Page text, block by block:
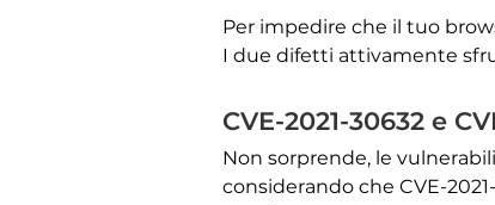
Per impedire che il tuo
I due difetti attivamente
CVE-2021-30632 e
Non sorprende, le
considerando che CVE-